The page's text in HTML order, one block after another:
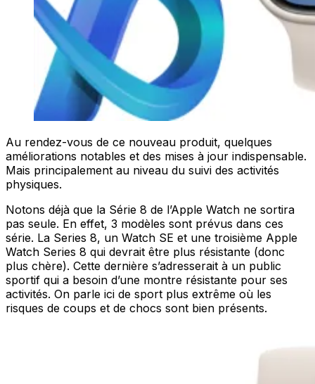
Au rendez-vous de ce nouveau produit, quelques
améliorations notables et des mises à jour indispensable.
Mais principalement au niveau du suivi des activités
physiques.
Notons déjà que la Série 8 de l’Apple Watch ne sortira
pas seule. En effet, 3 modèles sont prévus dans ces
série. La Series 8, un Watch SE et une troisième Apple
Watch Series 8 qui devrait être plus résistante (donc
plus chère). Cette dernière s’adresserait à un public
sportif qui a besoin d’une montre résistante pour ses
activités. On parle ici de sport plus extrême où les
risques de coups et de chocs sont bien présents.